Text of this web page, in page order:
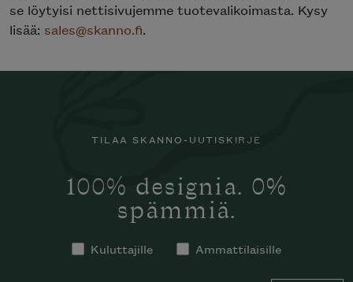
se löytyisi nettisivujemme tuotevalikoimasta. Kysy
lisää: sales@skanno.fi.
TILAA SKANNO-UUTISKIRJE
100% designia. 0%
spämmiä.
Kuluttajille Ammattilaisille